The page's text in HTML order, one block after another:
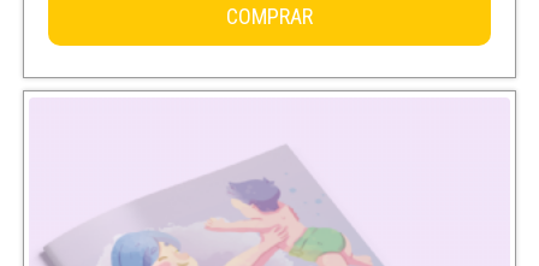
COMPRAR